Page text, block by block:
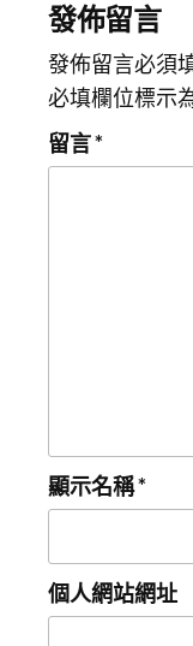
發佈留言
發佈留言必須
必填欄位標示
留言*
顯示名稱*
個人網站網址